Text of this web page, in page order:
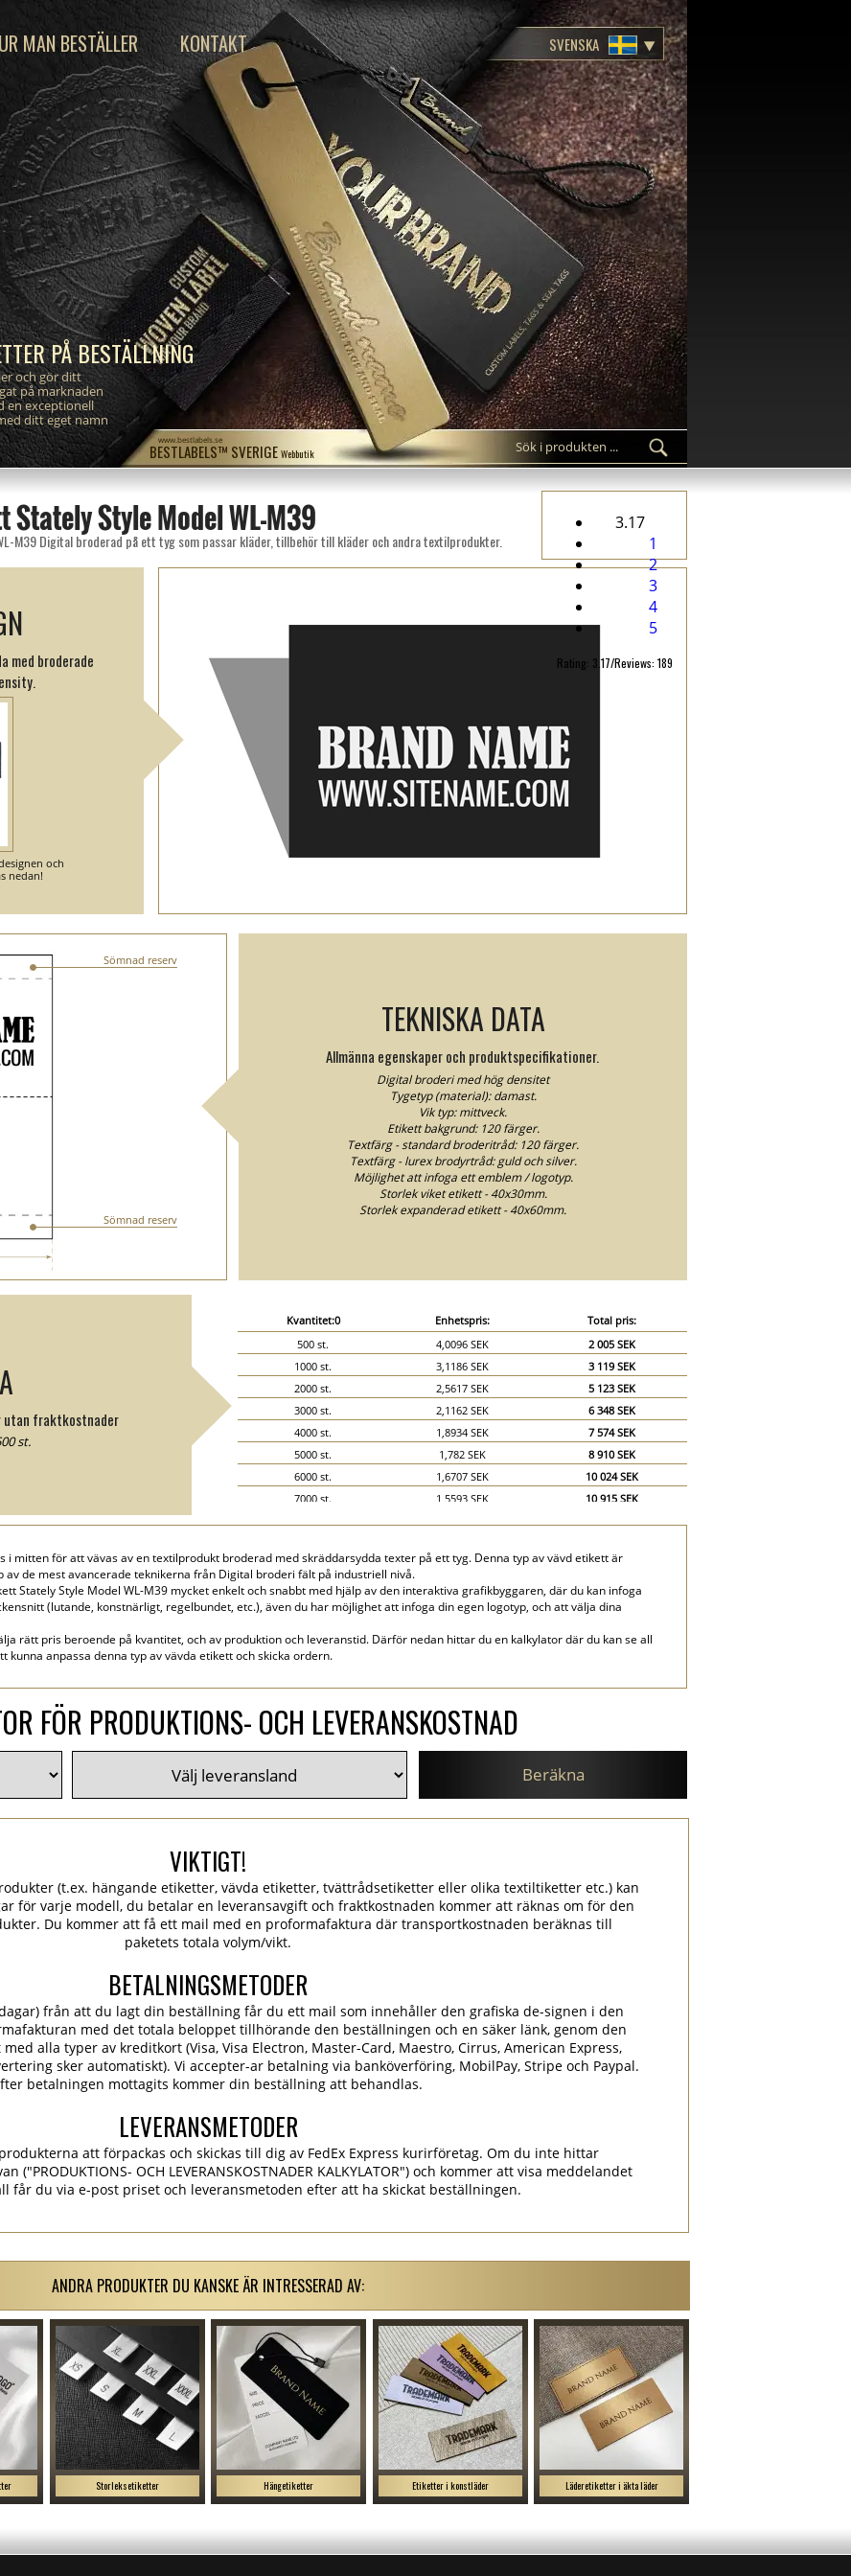
BESTLABELS™ SVERIGE Webbutik
www.bestlabels.se
PÅ BESTÄLLNING
och gör ditt
på marknaden
en exceptionell
ditt eget namn
MAN BESTÄLLER KONTAKT SVENSKA
Stately Style Model WL-M39
M39 Digital broderad på ett tyg som passar kläder, tillbehör till kläder och andra textilprodukter.
3.17
1
2
3
4
5
Rating: 3.17/Reviews: 189
med broderade
och
nedan!
TEKNISKA DATA
Allmänna egenskaper och produktspecifikationer.
Digital broderi med hög densitet
Tygetyp (material): damast.
Vik typ: mittveck.
Etikett bakgrund: 120 färger.
Textfärg - standard broderitråd: 120 färger.
Textfärg - lurex brodyrtråd: guld och silver.
Möjlighet att infoga ett emblem / logotyp.
Storlek viket etikett - 40x30mm.
Storlek expanderad etikett - 40x60mm.
Sömnad reserv
Sömnad reserv
utan fraktkostnader
st.
Kvantitet:0 Enhetspris:
Total pris:
500 st.
4,0096 SEK
2 005 SEK
1000 st.
3,1186 SEK
3 119 SEK
2000 st.
2,5617 SEK
5 123 SEK
3000 st.
2,1162 SEK
6 348 SEK
4000 st.
1,8934 SEK
7 574 SEK
5000 st.
1,782 SEK
8 910 SEK
6000 st.
1,6707 SEK
10 024 SEK
7000 st.
1,5593 SEK
10 915 SEK
10000 st.
1,3365 SEK
13 365 SEK
15000 st.
1,1695 SEK
17 542 SEK
20000 st.
0,9467 SEK 18 934 SEK
i mitten för att vävas av en textilprodukt broderad med skräddarsydda texter på ett tyg. Denna typ av vävd etikett är
de mest avancerade teknikerna från Digital broderi fält på industriell nivå.
Stately Style Model WL-M39 mycket enkelt och snabbt med hjälp av den interaktiva grafikbyggaren, där du kan infoga
(lutande, konstnärligt, regelbundet, etc.), även du har möjlighet att infoga din egen logotyp, och att välja dina
rätt pris beroende på kvantitet, och av produktion och leveranstid. Därför nedan hittar du en kalkylator där du kan se all
anpassa denna typ av vävda etikett och skicka ordern.
FÖR PRODUKTIONS- OCH LEVERANSKOSTNAD
Beräkna
VIKTIGT!
(t.ex. hängande etiketter, vävda etiketter, tvättrådsetiketter eller olika textiltiketter etc.) kan
för varje modell, du betalar en leveransavgift och fraktkostnaden kommer att räknas om för den
Du kommer att få ett mail med en proformafaktura där transportkostnaden beräknas till
paketets totala volym/vikt.
BETALNINGSMETODER
från att du lagt din beställning får du ett mail som innehåller den grafiska de-signen i den
med det totala beloppet tillhörande den beställningen och en säker länk, genom den
alla typer av kreditkort (Visa, Visa Electron, Master-Card, Maestro, Cirrus, American Express,
sker automatiskt). Vi accepter-ar betalning via banköverföring, MobilPay, Stripe och Paypal.
betalningen mottagits kommer din beställning att behandlas.
LEVERANSMETODER
att förpackas och skickas till dig av FedEx Express kurirföretag. Om du inte hittar
OCH LEVERANSKOSTNADER KALKYLATOR") och kommer att visa meddelandet
får du via e-post priset och leveransmetoden efter att ha skickat beställningen.
ANDRA PRODUKTER DU KANSKE ÄR INTRESSERAD AV:
Storleksetiketter Hängetiketter Etiketter i konstläder Läderetiketter i äkta läder